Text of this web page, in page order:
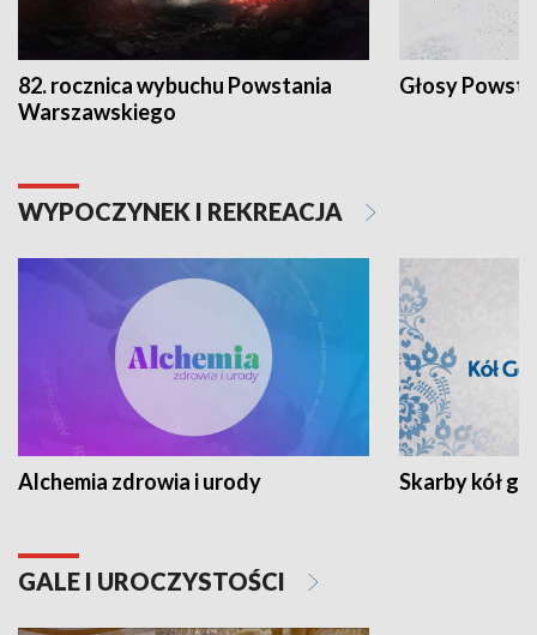
82. rocznica wybuchu Powstania
Warszawskiego
Głosy
WYPOCZYNEK I REKREACJA
Alchemia zdrowia i urody Skarby kół
GALE I UROCZYSTOŚCI